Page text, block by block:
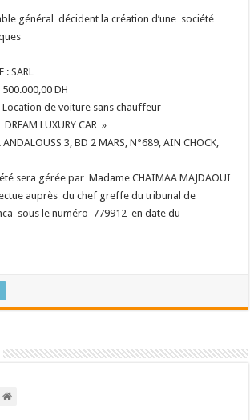
général décident la création d’une société
: SARL
500.000,00 DH
Location de voiture sans chauffeur
LUXURY CAR »
ANDALOUSS 3, BD 2 MARS, N°689, AIN CHOCK,
sera gérée par Madame CHAIMAA MAJDAOUI
auprès du chef greffe du tribunal de
sous le numéro 779912 en date du